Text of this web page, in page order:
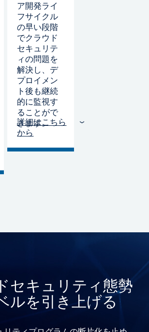
ア開発ライ
フサイクル
の早い段階
でクラウド
セキュリテ
ィの問題を
解決し、デ
プロイメン
ト後も継続
的に監視す
ることがで
きます。
詳細はこちら
から
セキュリティ態勢
ルを引き上げる